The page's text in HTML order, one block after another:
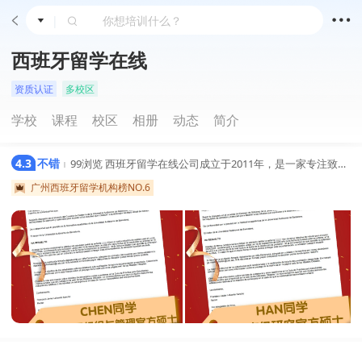
西班牙留学在线
资质认证 多校区
学校 课程 校区 相册 动态 简介
4.3 不错 | 99浏览西班牙留学在线公司成立于2011年，是一家专注致力于推广西班牙教育及西班牙文化交流的教育公司，经过14年的西班牙教育推广已经促成众多中国高校跟西班牙高校建立了深厚官方的合作，总部位于中国北京朝阳区国贸CBD，在天津、成都、西安和广州设有代表处，西班牙首都马德里、巴塞罗那和萨拉曼卡均设有境外办事处。在国内每年输送去西班牙长短期留学人数一直处于靠前地位。
广州西班牙留学机构榜NO.6